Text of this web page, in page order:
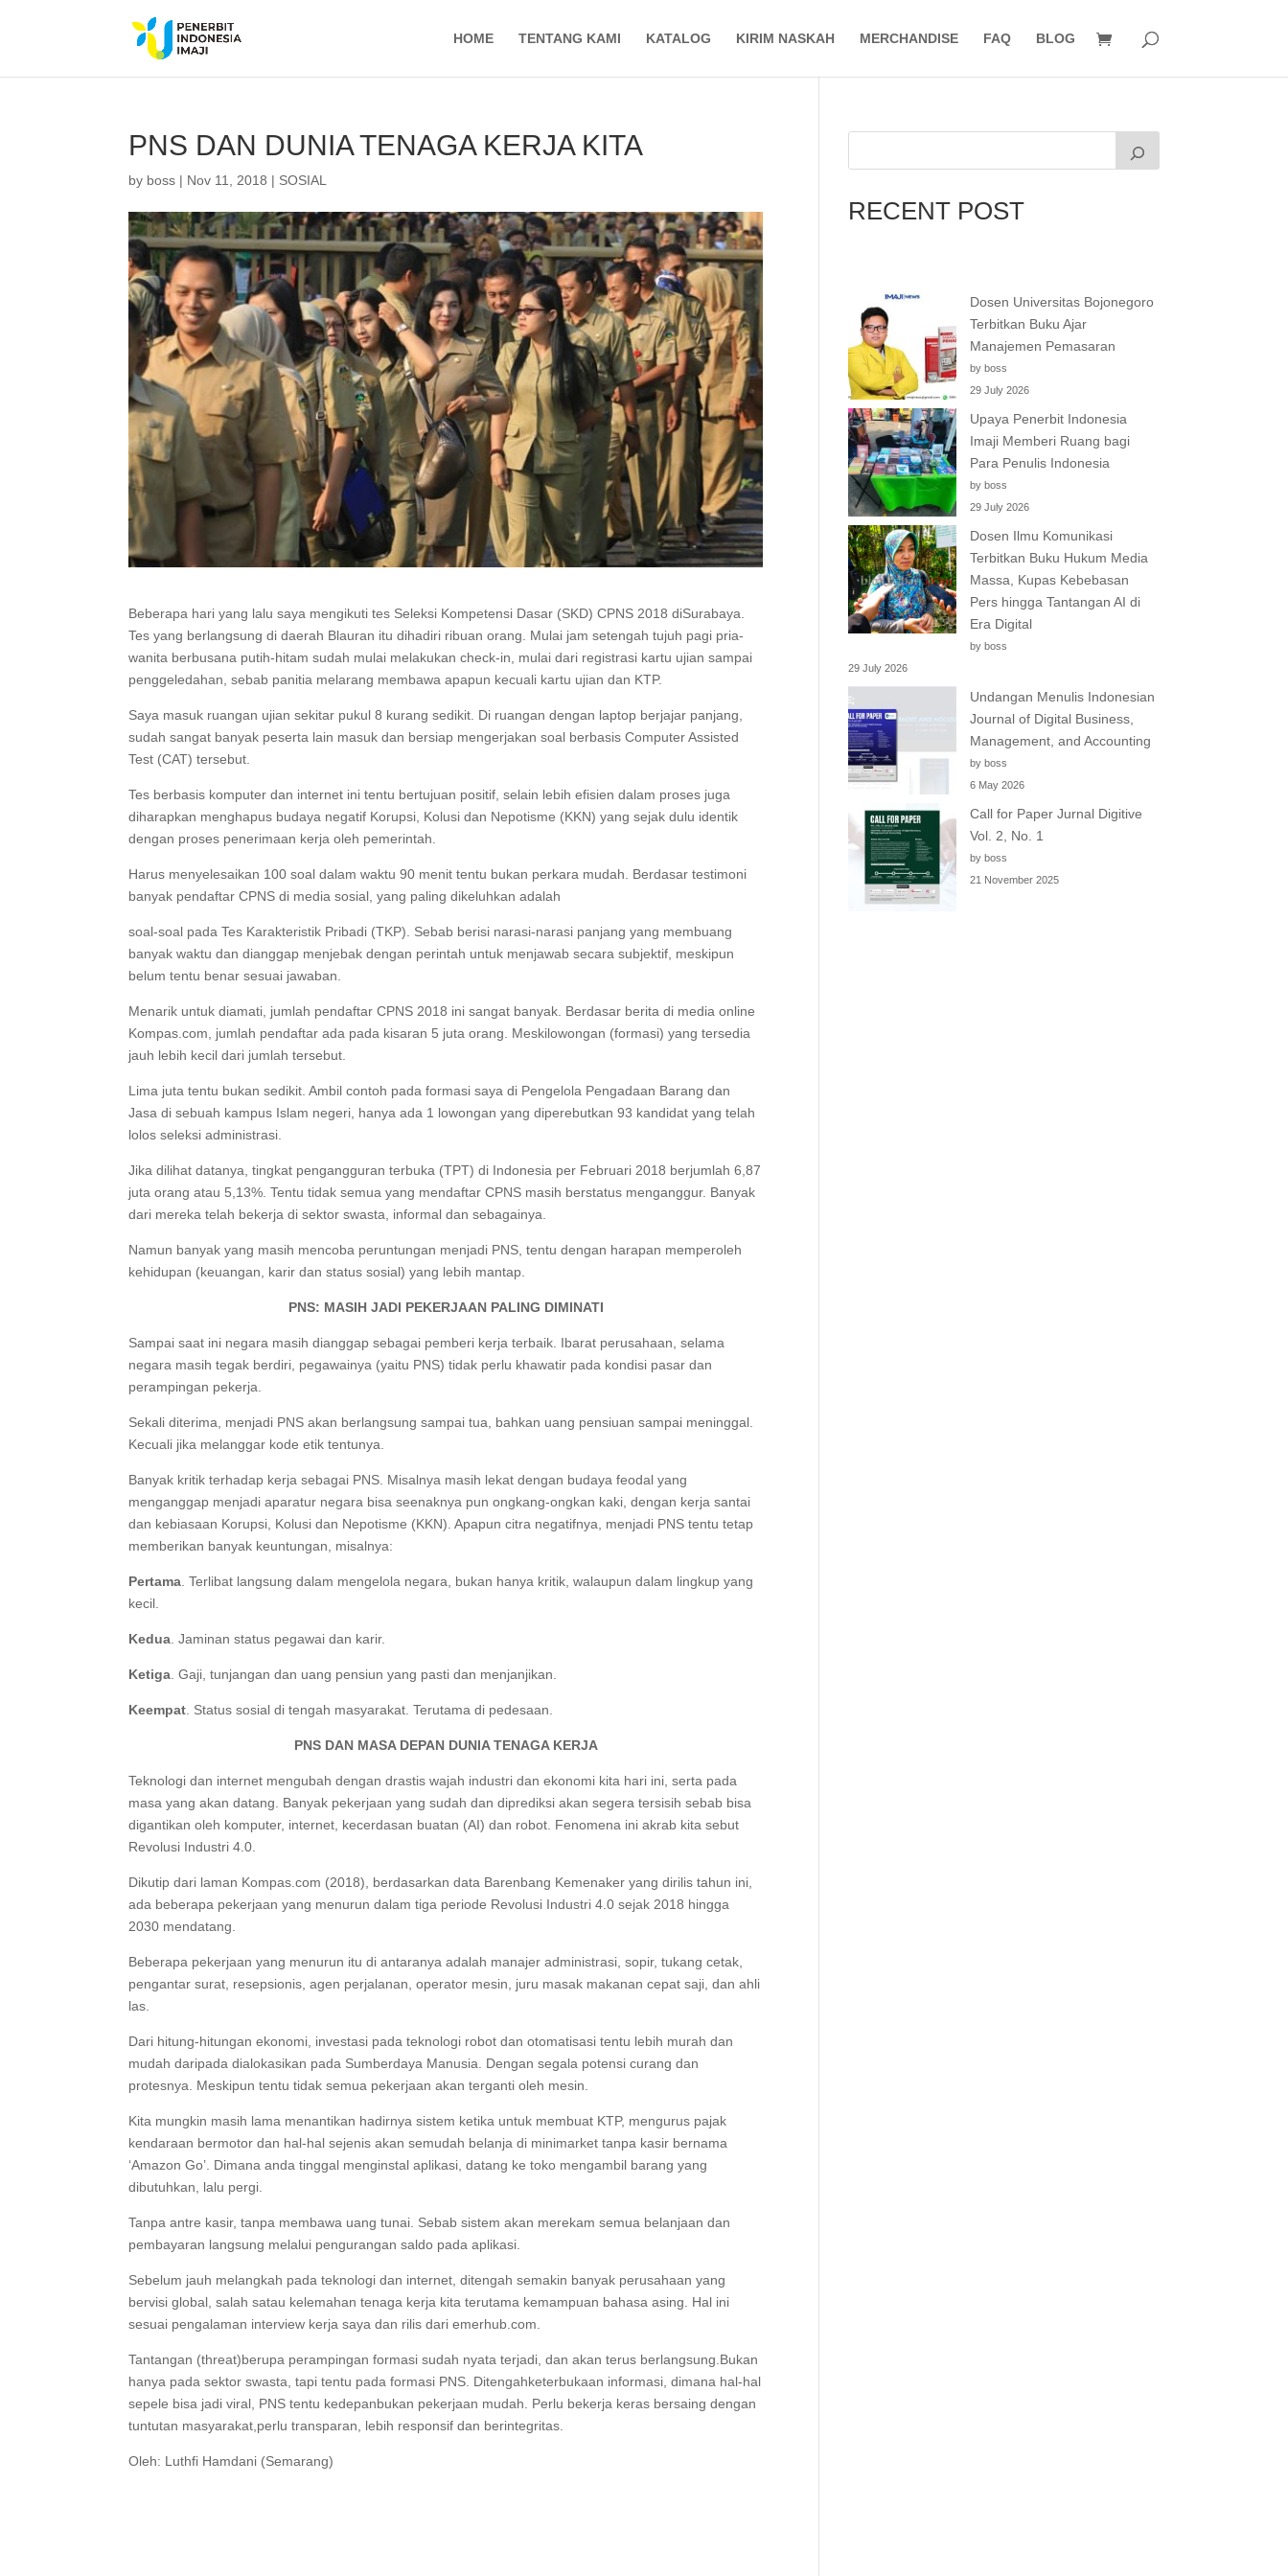
HOME TENTANG KAMI KATALOG KIRIM NASKAH MERCHANDISE FAQ BLOG
PNS DAN DUNIA TENAGA KERJA KITA
by boss | Nov 11, 2018 | SOSIAL
Beberapa hari yang lalu saya mengikuti tes Seleksi Kompetensi Dasar (SKD) CPNS 2018 diSurabaya.
Tes yang berlangsung di daerah Blauran itu dihadiri ribuan orang. Mulai jam setengah tujuh pagi pria-
wanita berbusana putih-hitam sudah mulai melakukan check-in, mulai dari registrasi kartu ujian sampai
penggeledahan, sebab panitia melarang membawa apapun kecuali kartu ujian dan KTP.
Saya masuk ruangan ujian sekitar pukul 8 kurang sedikit. Di ruangan dengan laptop berjajar panjang,
sudah sangat banyak peserta lain masuk dan bersiap mengerjakan soal berbasis Computer Assisted
Test (CAT) tersebut.
Tes berbasis komputer dan internet ini tentu bertujuan positif, selain lebih efisien dalam proses juga
diharapkan menghapus budaya negatif Korupsi, Kolusi dan Nepotisme (KKN) yang sejak dulu identik
dengan proses penerimaan kerja oleh pemerintah.
Harus menyelesaikan 100 soal dalam waktu 90 menit tentu bukan perkara mudah. Berdasar testimoni
banyak pendaftar CPNS di media sosial, yang paling dikeluhkan adalah
soal-soal pada Tes Karakteristik Pribadi (TKP). Sebab berisi narasi-narasi panjang yang membuang
banyak waktu dan dianggap menjebak dengan perintah untuk menjawab secara subjektif, meskipun
belum tentu benar sesuai jawaban.
Menarik untuk diamati, jumlah pendaftar CPNS 2018 ini sangat banyak. Berdasar berita di media online
Kompas.com, jumlah pendaftar ada pada kisaran 5 juta orang. Meskilowongan (formasi) yang tersedia
jauh lebih kecil dari jumlah tersebut.
Lima juta tentu bukan sedikit. Ambil contoh pada formasi saya di Pengelola Pengadaan Barang dan
Jasa di sebuah kampus Islam negeri, hanya ada 1 lowongan yang diperebutkan 93 kandidat yang telah
lolos seleksi administrasi.
Jika dilihat datanya, tingkat pengangguran terbuka (TPT) di Indonesia per Februari 2018 berjumlah 6,87
juta orang atau 5,13%. Tentu tidak semua yang mendaftar CPNS masih berstatus menganggur. Banyak
dari mereka telah bekerja di sektor swasta, informal dan sebagainya.
Namun banyak yang masih mencoba peruntungan menjadi PNS, tentu dengan harapan memperoleh
kehidupan (keuangan, karir dan status sosial) yang lebih mantap.
PNS: MASIH JADI PEKERJAAN PALING DIMINATI
Sampai saat ini negara masih dianggap sebagai pemberi kerja terbaik. Ibarat perusahaan, selama
negara masih tegak berdiri, pegawainya (yaitu PNS) tidak perlu khawatir pada kondisi pasar dan
perampingan pekerja.
Sekali diterima, menjadi PNS akan berlangsung sampai tua, bahkan uang pensiuan sampai meninggal.
Kecuali jika melanggar kode etik tentunya.
Banyak kritik terhadap kerja sebagai PNS. Misalnya masih lekat dengan budaya feodal yang
menganggap menjadi aparatur negara bisa seenaknya pun ongkang-ongkan kaki, dengan kerja santai
dan kebiasaan Korupsi, Kolusi dan Nepotisme (KKN). Apapun citra negatifnya, menjadi PNS tentu tetap
memberikan banyak keuntungan, misalnya:
Pertama. Terlibat langsung dalam mengelola negara, bukan hanya kritik, walaupun dalam lingkup yang
kecil.
Kedua. Jaminan status pegawai dan karir.
Ketiga. Gaji, tunjangan dan uang pensiun yang pasti dan menjanjikan.
Keempat. Status sosial di tengah masyarakat. Terutama di pedesaan.
PNS DAN MASA DEPAN DUNIA TENAGA KERJA
Teknologi dan internet mengubah dengan drastis wajah industri dan ekonomi kita hari ini, serta pada
masa yang akan datang. Banyak pekerjaan yang sudah dan diprediksi akan segera tersisih sebab bisa
digantikan oleh komputer, internet, kecerdasan buatan (AI) dan robot. Fenomena ini akrab kita sebut
Revolusi Industri 4.0.
Dikutip dari laman Kompas.com (2018), berdasarkan data Barenbang Kemenaker yang dirilis tahun ini,
ada beberapa pekerjaan yang menurun dalam tiga periode Revolusi Industri 4.0 sejak 2018 hingga
2030 mendatang.
Beberapa pekerjaan yang menurun itu di antaranya adalah manajer administrasi, sopir, tukang cetak,
pengantar surat, resepsionis, agen perjalanan, operator mesin, juru masak makanan cepat saji, dan ahli
las.
Dari hitung-hitungan ekonomi, investasi pada teknologi robot dan otomatisasi tentu lebih murah dan
mudah daripada dialokasikan pada Sumberdaya Manusia. Dengan segala potensi curang dan
protesnya. Meskipun tentu tidak semua pekerjaan akan terganti oleh mesin.
Kita mungkin masih lama menantikan hadirnya sistem ketika untuk membuat KTP, mengurus pajak
kendaraan bermotor dan hal-hal sejenis akan semudah belanja di minimarket tanpa kasir bernama
‘Amazon Go’. Dimana anda tinggal menginstal aplikasi, datang ke toko mengambil barang yang
dibutuhkan, lalu pergi.
Tanpa antre kasir, tanpa membawa uang tunai. Sebab sistem akan merekam semua belanjaan dan
pembayaran langsung melalui pengurangan saldo pada aplikasi.
Sebelum jauh melangkah pada teknologi dan internet, ditengah semakin banyak perusahaan yang
bervisi global, salah satau kelemahan tenaga kerja kita terutama kemampuan bahasa asing. Hal ini
sesuai pengalaman interview kerja saya dan rilis dari emerhub.com.
Tantangan (threat)berupa perampingan formasi sudah nyata terjadi, dan akan terus berlangsung.Bukan
hanya pada sektor swasta, tapi tentu pada formasi PNS. Ditengahketerbukaan informasi, dimana hal-hal
sepele bisa jadi viral, PNS tentu kedepanbukan pekerjaan mudah. Perlu bekerja keras bersaing dengan
tuntutan masyarakat,perlu transparan, lebih responsif dan berintegritas.
Oleh: Luthfi Hamdani (Semarang)
RECENT POST
Dosen Universitas Bojonegoro
Terbitkan Buku Ajar
Manajemen Pemasaran
by boss
29 July 2026
Upaya Penerbit Indonesia
Imaji Memberi Ruang bagi
Para Penulis Indonesia
by boss
29 July 2026
Dosen Ilmu Komunikasi
Terbitkan Buku Hukum Media
Massa, Kupas Kebebasan
Pers hingga Tantangan AI di
Era Digital
by boss
29 July 2026
Undangan Menulis Indonesian
Journal of Digital Business,
Management, and Accounting
by boss
6 May 2026
Call for Paper Jurnal Digitive
Vol. 2, No. 1
by boss
21 November 2025